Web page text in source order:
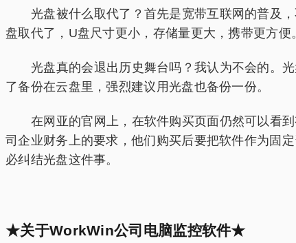
光盘被什么取代了？首先是宽带互联网的普及，
盘取代了，U盘尺寸更小，存储量更大，携带更方便
光盘真的会退出历史舞台吗？我认为不会的。光
了备份在云盘里，强烈建议用光盘也备份一份。
在网亚的官网上，在软件购买页面仍然可以看到
司企业财务上的要求，他们购买后要把软件作为固
必纠结光盘这件事。
★关于WorkWin公司电脑监控软件★